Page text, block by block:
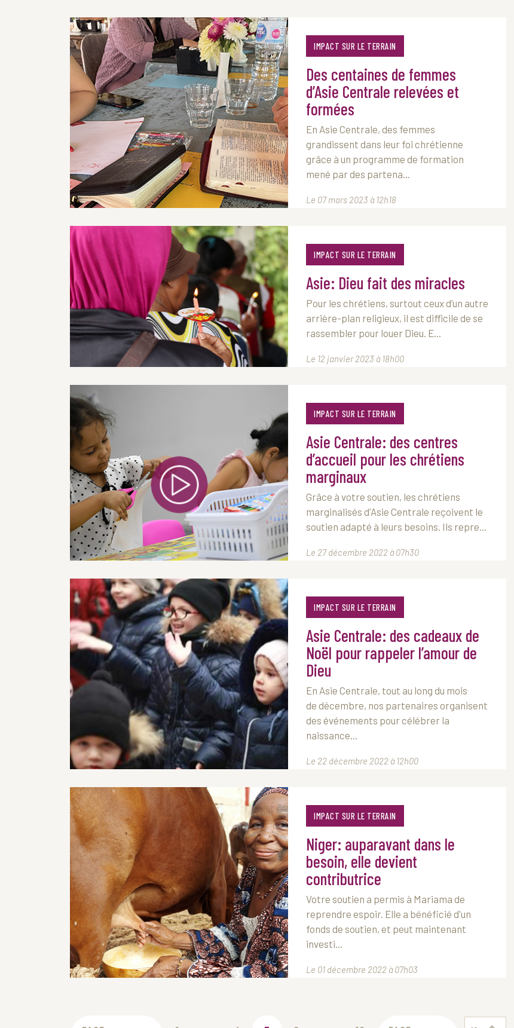
IMPACT SUR LE TERRAIN
Des centaines de femmes
d’Asie Centrale relevées et
formées
En Asie Centrale, des femmes
grandissent dans leur foi chrétienne
grâce à un programme de formation
mené par des partena...
Le 07 mars 2023 à 12h18
IMPACT SUR LE TERRAIN
Asie: Dieu fait des miracles
Pour les chrétiens, surtout ceux d’un autre
arrière-plan religieux, il est difficile de se
rassembler pour louer Dieu. E...
Le 12 janvier 2023 à 18h00
IMPACT SUR LE TERRAIN
Asie Centrale: des centres
d’accueil pour les chrétiens
marginaux
Grâce à votre soutien, les chrétiens
marginalisés d'Asie Centrale reçoivent le
soutien adapté à leurs besoins. Ils repre...
Le 27 décembre 2022 à 07h30
IMPACT SUR LE TERRAIN
Asie Centrale: des cadeaux de
Noël pour rappeler l’amour de
Dieu
En Asie Centrale, tout au long du mois
de décembre, nos partenaires organisent
des événements pour célébrer la
naissance...
Le 22 décembre 2022 à 12h00
IMPACT SUR LE TERRAIN
Niger: auparavant dans le
besoin, elle devient
contributrice
Votre soutien a permis à Mariama de
reprendre espoir. Elle a bénéficié d'un
fonds de soutien, et peut maintenant
investi...
Le 01 décembre 2022 à 07h03